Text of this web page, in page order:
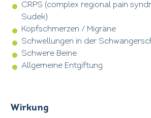
CRPS (complex regional pain
Sudek)
Kopfschmerzen / Migräne
Schwellungen in der
Schwere Beine
Allgemeine Entgiftung
Wirkung